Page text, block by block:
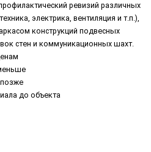
ревизий различных
электрика, вентиляция и т.п.),
конструкций подвесных
стен и коммуникационных шахт.
позже
до объекта